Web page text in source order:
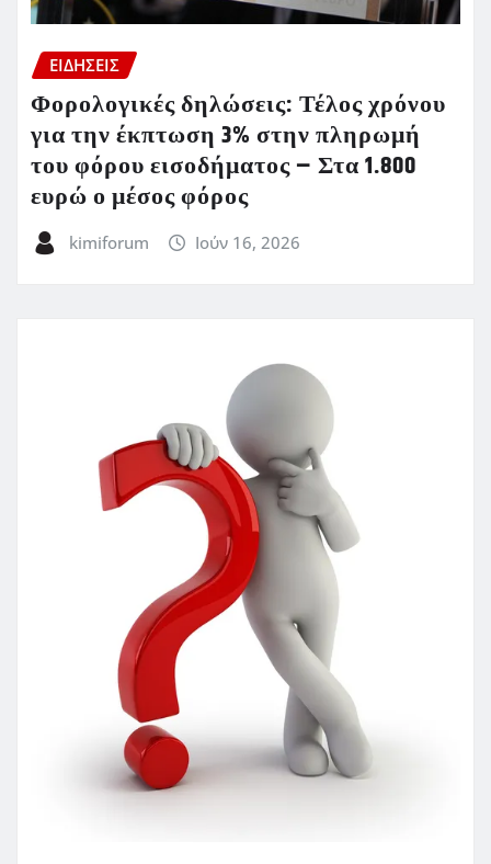
ΕΙΔΗΣΕΙΣ
Φορολογικές δηλώσεις: Τέλος χρόνου
για την έκπτωση 3% στην πληρωμή
του φόρου εισοδήματος – Στα 1.800
ευρώ ο μέσος φόρος
kimiforum Ιούν 16, 2026